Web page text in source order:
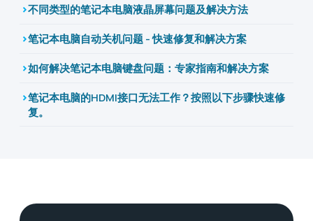
不同类型的笔记本电脑液晶屏幕问题及解决方法
笔记本电脑自动关机问题 - 快速修复和解决方案
如何解决笔记本电脑键盘问题：专家指南和解决方案
笔记本电脑的HDMI接口无法工作？按照以下步骤快速修
复。